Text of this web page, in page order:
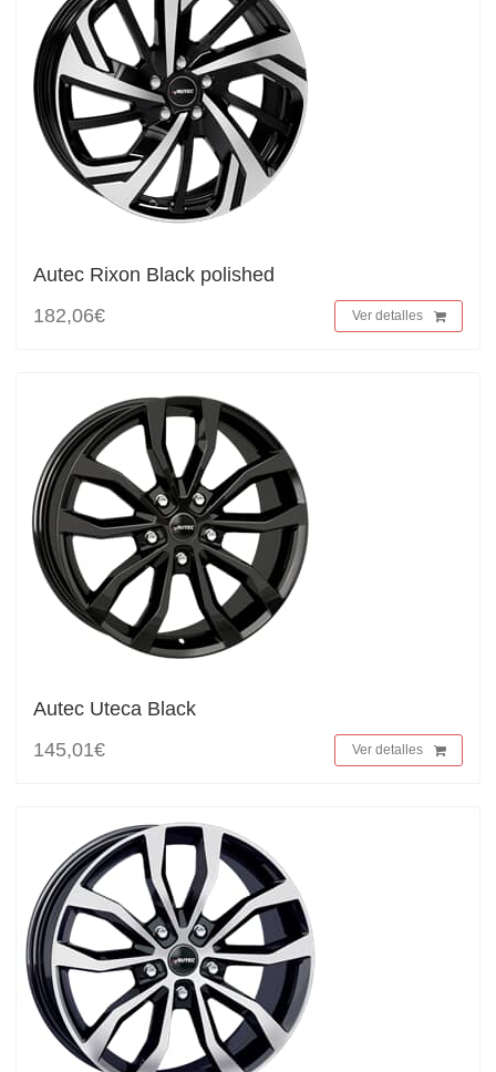
Autec Rixon Black polished
182,06€
Ver detalles
Autec Uteca Black
145,01€
Ver detalles